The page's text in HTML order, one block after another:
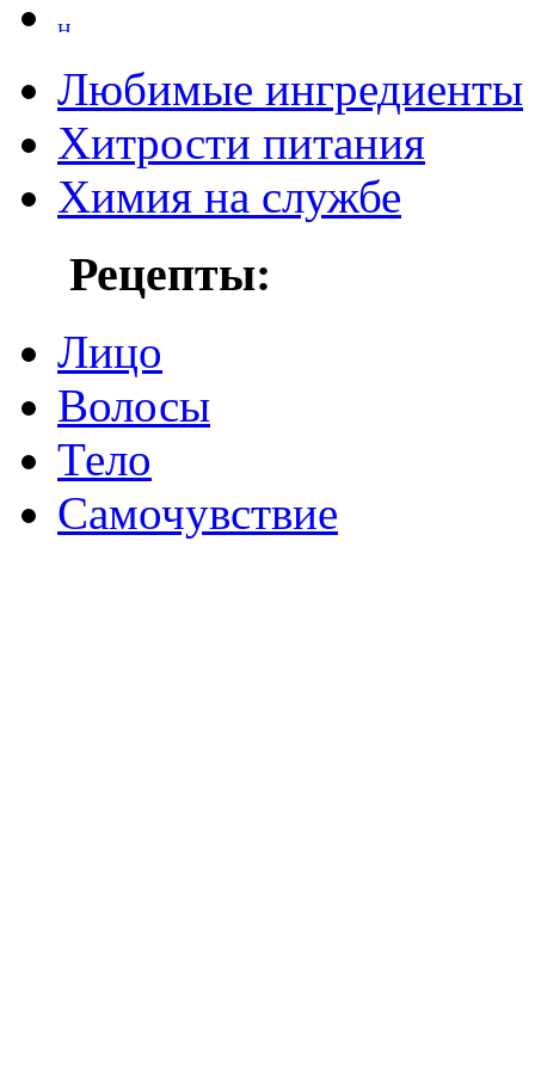
Любимые ингредиенты
Хитрости питания
Химия на службе
Рецепты:
Лицо
Волосы
Тело
Самочувствие